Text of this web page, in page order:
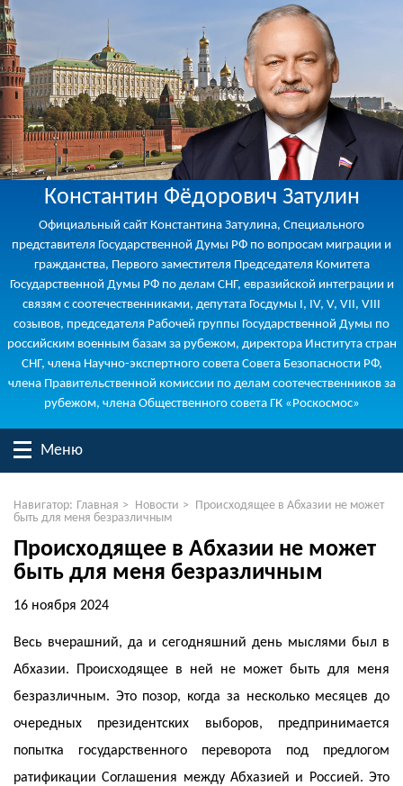
Константин Фёдорович Затулин
Официальный сайт Константина Затулина, Специального
представителя Государственной Думы РФ по вопросам миграции и
гражданства, Первого заместителя Председателя Комитета
Государственной Думы РФ по делам СНГ, евразийской интеграции и
связям с соотечественниками, депутата Госдумы I, IV, V, VII, VIII
созывов, председателя Рабочей группы Государственной Думы по
российским военным базам за рубежом, директора Института стран
СНГ, члена Научно-экспертного совета Совета Безопасности РФ,
члена Правительственной комиссии по делам соотечественников за
рубежом, члена Общественного совета ГК «Роскосмос»
Меню
Навигатор: Главная > Новости > Происходящее в Абхазии не может
быть для меня безразличным
Происходящее в Абхазии не может
быть для меня безразличным
16 ноября 2024
Весь вчерашний, да и сегодняшний день мыслями был в
Абхазии. Происходящее в ней не может быть для меня
безразличным. Это позор, когда за несколько месяцев до
очередных президентских выборов, предпринимается
попытка государственного переворота под предлогом
ратификации Соглашения между Абхазией и Россией. Это